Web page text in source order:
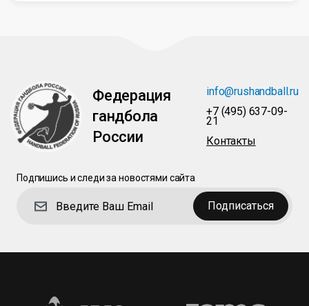
Федерация
гандбола
России
info@rushandball.ru
+7 (495) 637-09-
21
Контакты
Подпишись и следи за новостями сайта
Подписаться